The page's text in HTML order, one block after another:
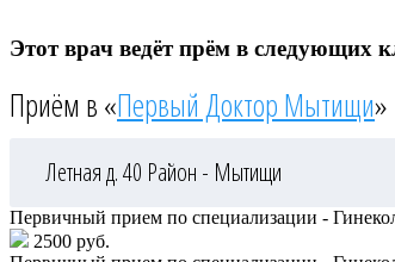
Этот врач ведёт прём в следующих
Приём в «Первый Доктор Мытищи»
Летная д. 40 Район - Мытищи
Первичный прием по специализации -
2500 руб.